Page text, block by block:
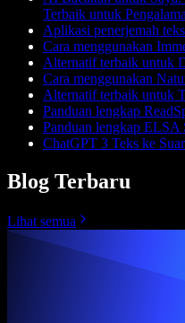
Terbaik untuk
Aplikasi penerjemah
Cara menggunakan
Alternatif terbaik untuk
Cara menggunakan
Alternatif terbaik untuk
Panduan lengkap
Panduan lengkap ELSA
ChatGPT 3 Teks ke
Blog Terbaru
Lihat semua